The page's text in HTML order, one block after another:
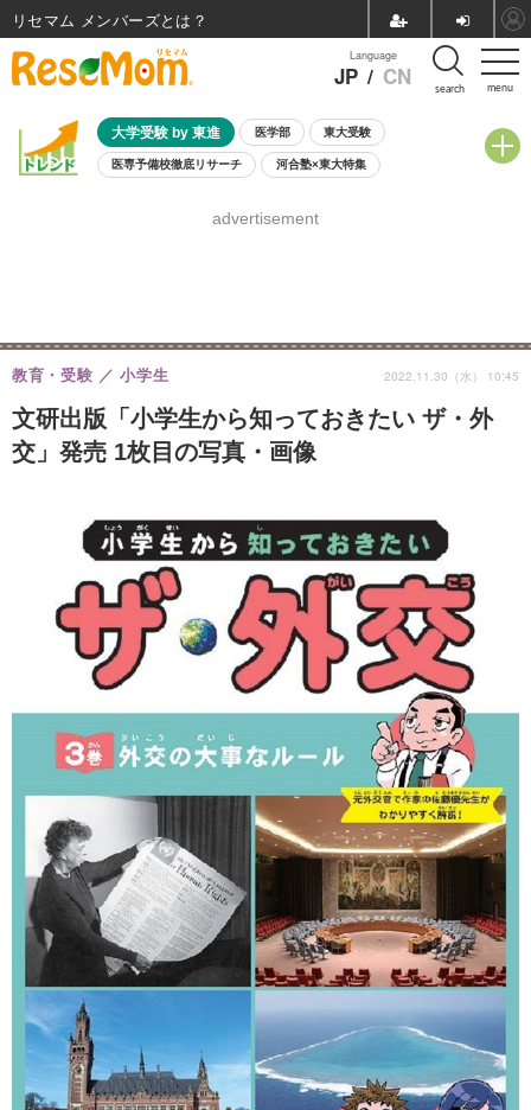
menu
Language
JP / CN search
大学受験 by 東進 医学部 東大受験
医専予備校徹底リサーチ 河合塾×東大特集
8月開催学校説明会・相談会
advertisement
文研出版「小学生から知っておきたい ザ・外
交」発売 1枚目の写真・画像
教育・受験 小学生 2022.11.30（水） 10:45
リセマム メンバーズ